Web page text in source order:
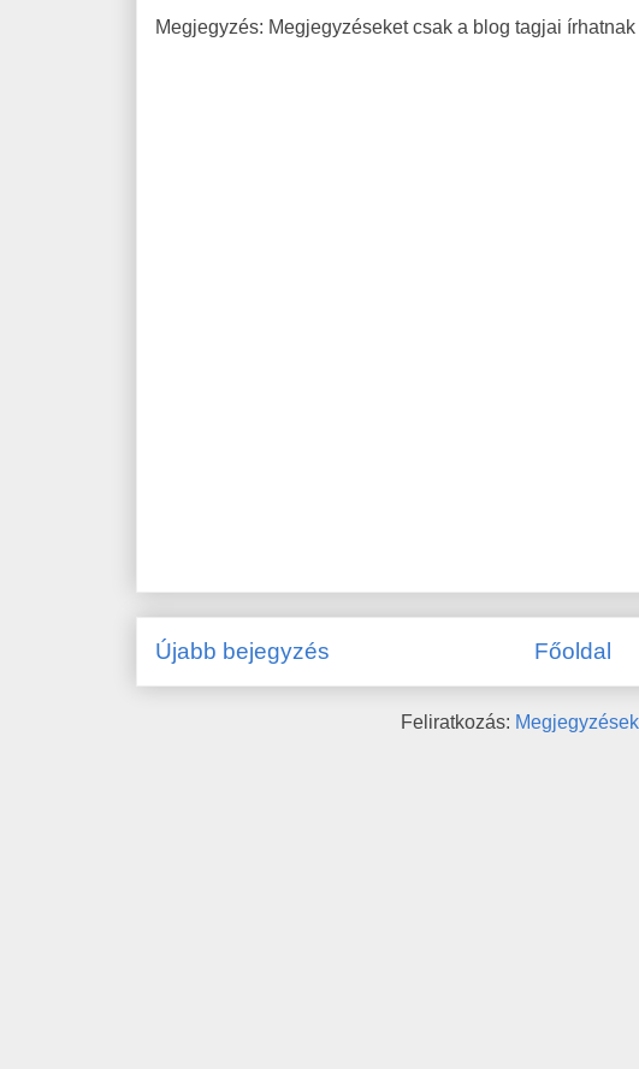
Megjegyzés: Megjegyzéseket csak a blog tagjai
Újabb bejegyzés Főoldal
Feliratkozás: